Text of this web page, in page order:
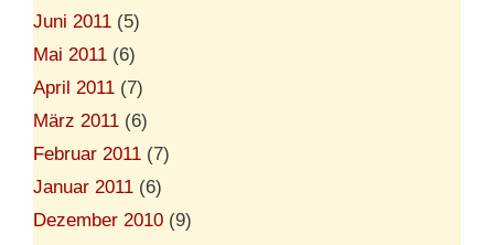
Juni 2011 (5)
Mai 2011 (6)
April 2011 (7)
März 2011 (6)
Februar 2011 (7)
Januar 2011 (6)
Dezember 2010 (9)